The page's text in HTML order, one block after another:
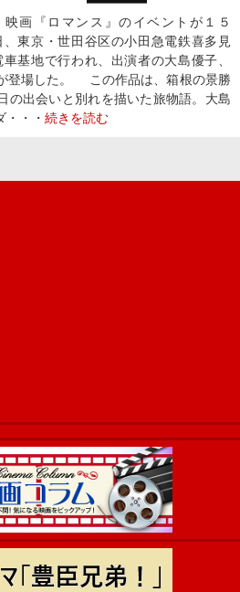
画『ロマンス』のイベントが１５
、東京・世田谷区の小田急電鉄喜多見
車基地で行われ、出演者の大島優子、
登場した。 この作品は、箱根の景勝
の出会いと別れを描いた旅物語。大島
・・ 続きを読む